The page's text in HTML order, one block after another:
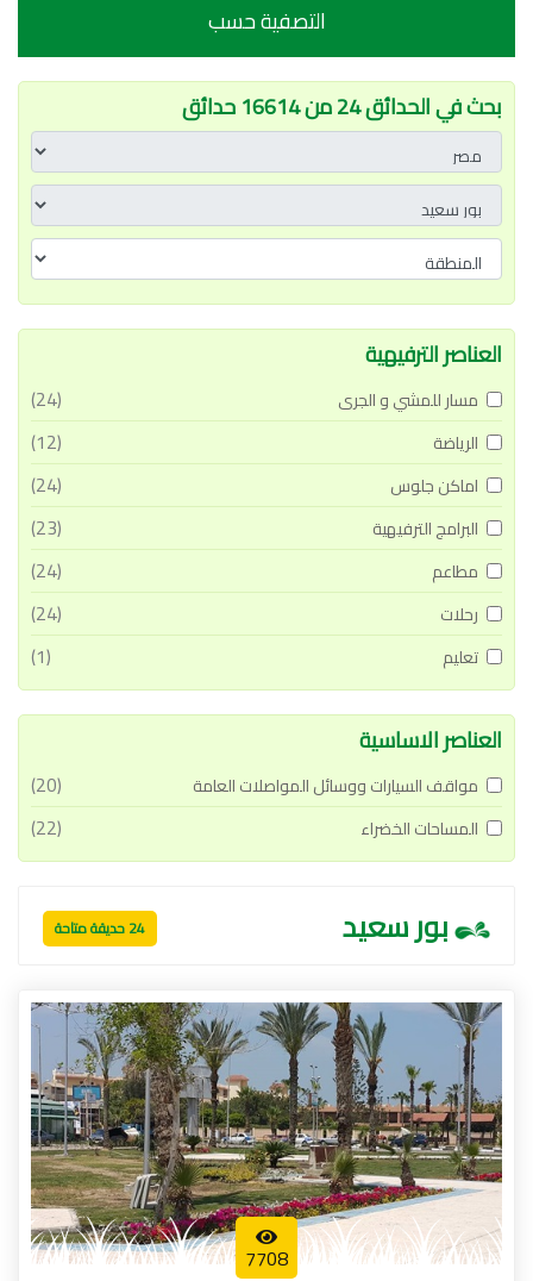
التصفية حسب
بحث في الحدائق 24 من 16614 حدائق
العناصر الترفيهية
مسار للمشي و الجرى (24)
الرياضة (12)
اماكن جلوس (24)
البرامج الترفيهية (23)
مطاعم (24)
رحلات (24)
تعليم (1)
العناصر الاساسية
مواقف السيارات ووسائل المواصلات العامة (20)
المساحات الخضراء (22)
بور سعيد 24 حديقة متاحة
7708